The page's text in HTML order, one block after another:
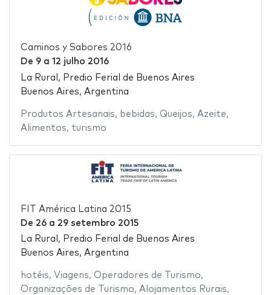
Caminos y Sabores 2016
De 9a 12 julho 2016
La Rural, Predio Ferial de Buenos Aires
Buenos Aires, Argentina
Produtos Artesanais, bebidas, Queijos, Azeite,
Alimentos, turismo
FIT América Latina 2015
De 26a 29 setembro 2015
La Rural, Predio Ferial de Buenos Aires
Buenos Aires, Argentina
hotéis, Viagens, Operadores de Turismo,
Organizações de Turismo, Alojamentos Rurais,